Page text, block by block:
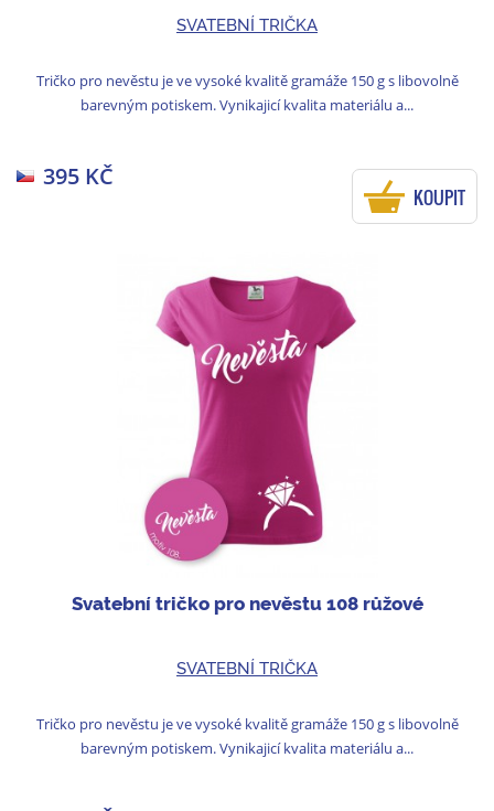
SVATEBNÍ TRIČKA
Tričko pro nevěstu je ve vysoké kvalitě gramáže 150 g s libovolně
barevným potiskem. Vynikajicí kvalita materiálu a...
395 KČ
KOUPIT
Svatební tričko pro nevěstu 108 růžové
SVATEBNÍ TRIČKA
Tričko pro nevěstu je ve vysoké kvalitě gramáže 150 g s libovolně
barevným potiskem. Vynikajicí kvalita materiálu a...